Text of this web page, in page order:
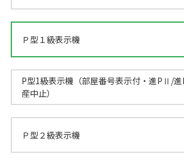
Ｐ型１級表示機
P型1級表示機（部屋番号表示付・進PⅡ/
産中止）
Ｐ型２級表示機